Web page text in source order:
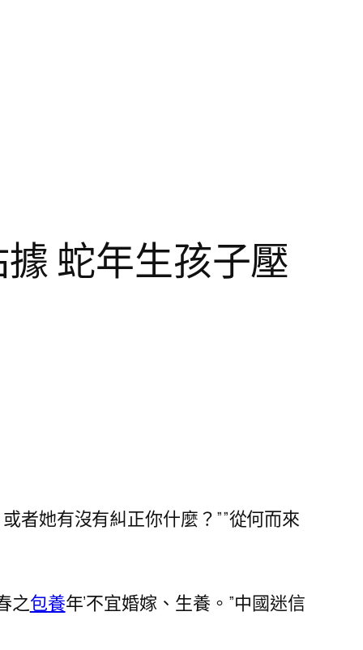
蛇年生孩子壓
者她有沒有糾正你什麼？””從何而來
之包養年’不宜婚嫁、生養。”中國迷信